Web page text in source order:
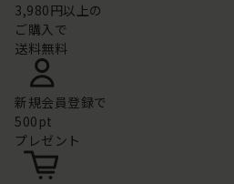
3,980円以上の
ご購入で
送料無料
新規会員登録で
500pt
プレゼント